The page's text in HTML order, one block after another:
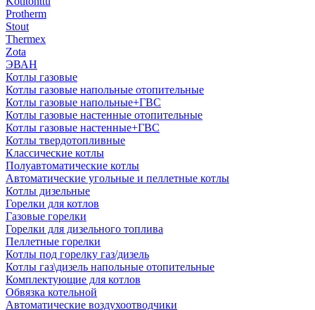
Protherm
Stout
Thermex
Zota
ЭВАН
Котлы газовые
Котлы газовые напольные отопительные
Котлы газовые напольные+ГВС
Котлы газовые настенные отопительные
Котлы газовые настенные+ГВС
Котлы твердотопливные
Классические котлы
Полуавтоматические котлы
Автоматические угольные и пеллетные котлы
Котлы дизельные
Горелки для котлов
Газовые горелки
Горелки для дизельного топлива
Пеллетные горелки
Котлы под горелку газ/дизель
Котлы газ\дизель напольные отопительные
Комплектующие для котлов
Обвязка котельной
Автоматические воздухоотводчики